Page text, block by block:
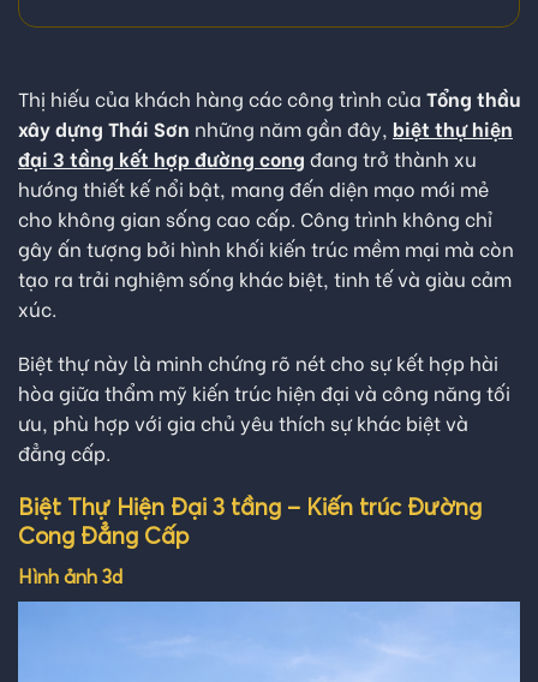
Thị hiếu của khách hàng các công trình của Tổng thầu
xây dựng Thái Sơn những năm gần đây, biệt thự hiện
đại 3 tầng kết hợp đường cong đang trở thành xu
hướng thiết kế nổi bật, mang đến diện mạo mới mẻ
cho không gian sống cao cấp. Công trình không chỉ
gây ấn tượng bởi hình khối kiến trúc mềm mại mà còn
tạo ra trải nghiệm sống khác biệt, tinh tế và giàu cảm
xúc.
Biệt thự này là minh chứng rõ nét cho sự kết hợp hài
hòa giữa thẩm mỹ kiến trúc hiện đại và công năng tối
ưu, phù hợp với gia chủ yêu thích sự khác biệt và
đẳng cấp.
Biệt Thự Hiện Đại 3 tầng – Kiến trúc Đường
Cong Đẳng Cấp
Hình ảnh 3d